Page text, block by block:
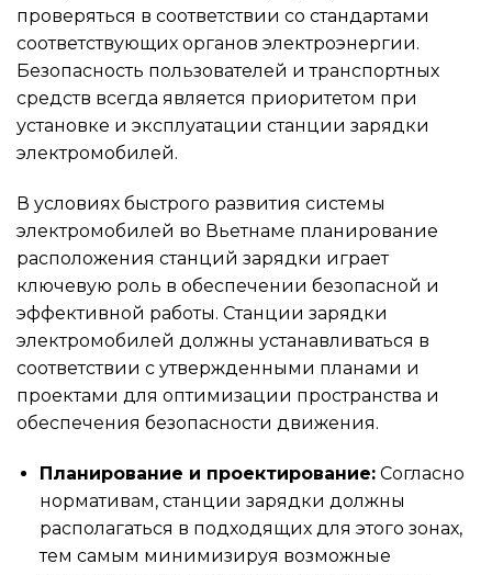
проверяться в соответствии со стандартами
соответствующих органов электроэнергии.
Безопасность пользователей и транспортных
средств всегда является приоритетом при
установке и эксплуатации станции зарядки
электромобилей.
В условиях быстрого развития системы
электромобилей во Вьетнаме планирование
расположения станций зарядки играет
ключевую роль в обеспечении безопасной и
эффективной работы. Станции зарядки
электромобилей должны устанавливаться в
соответствии с утвержденными планами и
проектами для оптимизации пространства и
обеспечения безопасности движения.
Планирование и проектирование:Согласно
нормативам, станции зарядки должны
располагаться в подходящих для этого зонах,
тем самым минимизируя возможные